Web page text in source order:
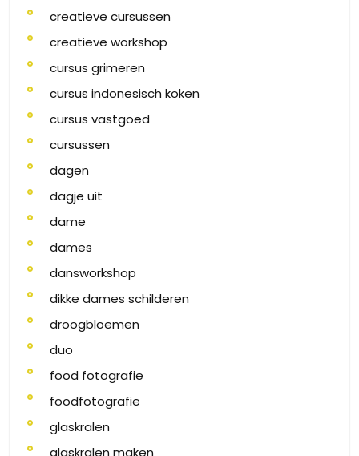
creatieve cursussen
creatieve workshop
cursus grimeren
cursus indonesisch koken
cursus vastgoed
cursussen
dagen
dagje uit
dame
dames
dansworkshop
dikke dames schilderen
droogbloemen
duo
food fotografie
foodfotografie
glaskralen
glaskralen maken